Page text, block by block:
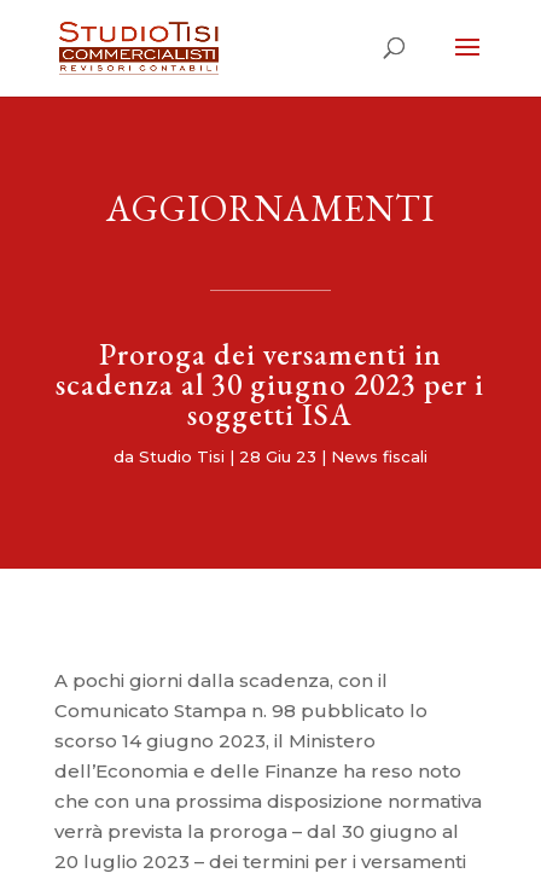
AGGIORNAMENTI
Proroga dei versamenti in
scadenza al 30 giugno 2023 per i
soggetti ISA
da Studio Tisi | 28 Giu 23 | News fiscali
A pochi giorni dalla scadenza, con il
Comunicato Stampa n. 98 pubblicato lo
scorso 14 giugno 2023, il Ministero
dell’Economia e delle Finanze ha reso noto
che con una prossima disposizione normativa
verrà prevista la proroga – dal 30 giugno al
20 luglio 2023 – dei termini per i versamenti